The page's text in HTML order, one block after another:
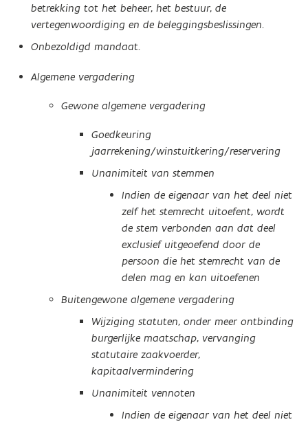
betrekking tot het beheer, het bestuur, de
vertegenwoordiging en de beleggingsbeslissingen.
Onbezoldigd mandaat.
Algemene vergadering
Gewone algemene vergadering
Goedkeuring
jaarrekening/winstuitkering/reservering
Unanimiteit van stemmen
Indien de eigenaar van het deel niet
zelf het stemrecht uitoefent, wordt
de stem verbonden aan dat deel
exclusief uitgeoefend door de
persoon die het stemrecht van de
delen mag en kan uitoefenen
Buitengewone algemene vergadering
Wijziging statuten, onder meer ontbinding
burgerlijke maatschap, vervanging
statutaire zaakvoerder,
kapitaalvermindering
Unanimiteit vennoten
Indien de eigenaar van het deel niet